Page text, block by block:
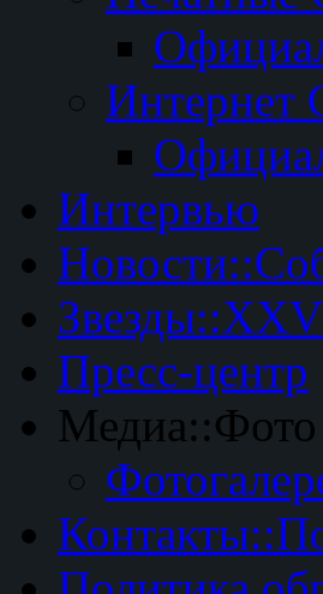
Интервью
Пресс-центр
Медиа::Фото